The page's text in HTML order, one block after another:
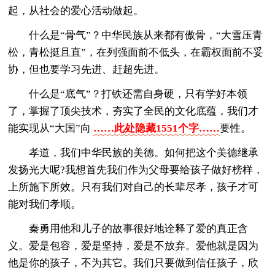
起，从社会的爱心活动做起。
什么是“骨气”？中华民族从来都有傲骨，“大雪压青
松，青松挺且直”，在列强面前不低头，在霸权面前不妥
协，但也要学习先进、赶超先进。
什么是“底气”？打铁还需自身硬，只有学好本领
了，掌握了顶尖技术，夯实了全民的文化底蕴，我们才
能实现从“大国”向 ……此处隐藏1551个字……要性。
孝道，我们中华民族的美德。如何把这个美德继承
发扬光大呢?我想首先我们作为父母要给孩子做好榜样，
上所施下所效。只有我们对自己的长辈尽孝，孩子才可
能对我们孝顺。
秦勇用他和儿子的故事很好地诠释了爱的真正含
义。爱是包容，爱是坚持，爱是不放弃。爱他就是因为
他是你的孩子，不为其它。我们只要做到信任孩子，欣